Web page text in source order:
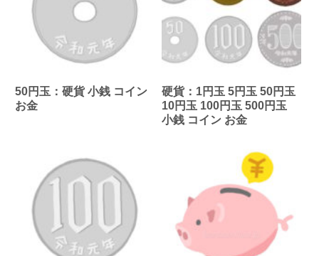
50円玉：硬貨 小銭 コイン
お金
硬貨：1円玉 5円玉 50円玉
10円玉 100円玉 500円玉
小銭 コイン お金